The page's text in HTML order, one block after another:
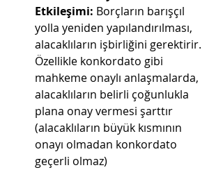
Etkileşimi: Borçların barışçıl
yolla yeniden yapılandırılması,
alacaklıların işbirliğini gerektirir.
Özellikle konkordato gibi
mahkeme onaylı anlaşmalarda,
alacaklıların belirli çoğunlukla
plana onay vermesi şarttır
(alacaklıların büyük kısmının
onayı olmadan konkordato
geçerli olmaz)​